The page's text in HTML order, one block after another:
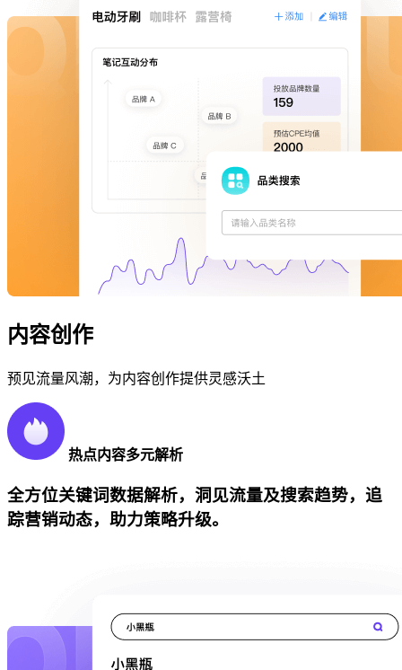
内容创作
预见流量风潮，为内容创作提供灵感沃土
热点内容多元解析
全方位关键词数据解析，洞见流量及搜索趋势，追
踪营销动态，助力策略升级。